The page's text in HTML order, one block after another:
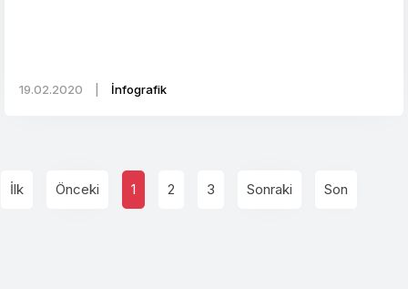
19.02.2020 İnfografik
İlk Önceki 1 2 3 Sonraki Son